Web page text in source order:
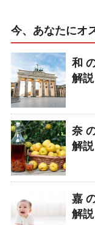
今、あなたにオ
和
解説
奈
解説
嘉
解説